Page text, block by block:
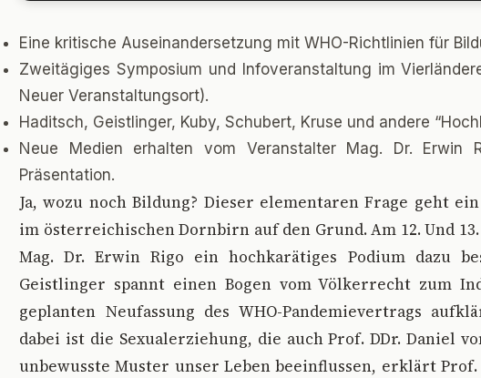
Eine kritische Auseinandersetzung mit WHO-Richtlinien für
Zweitägiges Symposium und Infoveranstaltung im
Neuer Veranstaltungsort).
Haditsch, Geistlinger, Kuby, Schubert, Kruse und andere
Neue Medien erhalten vom Veranstalter Mag. Dr. Erwin
Präsentation.
Ja, wozu noch Bildung? Dieser elementaren Frage geht
im österreichischen Dornbirn auf den Grund. Am 12. Und 13.
Mag. Dr. Erwin Rigo ein hochkarätiges Podium dazu
Geistlinger spannt einen Bogen vom Völkerrecht zum
geplanten Neufassung des WHO-Pandemievertrags
dabei ist die Sexualerziehung, die auch Prof. DDr. Daniel
unbewusste Muster unser Leben beeinflussen, erklärt